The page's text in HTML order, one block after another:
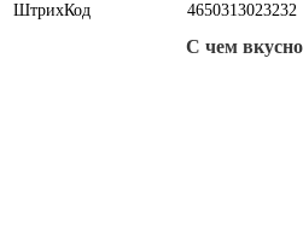
ШтрихКод
4650313023232
С чем